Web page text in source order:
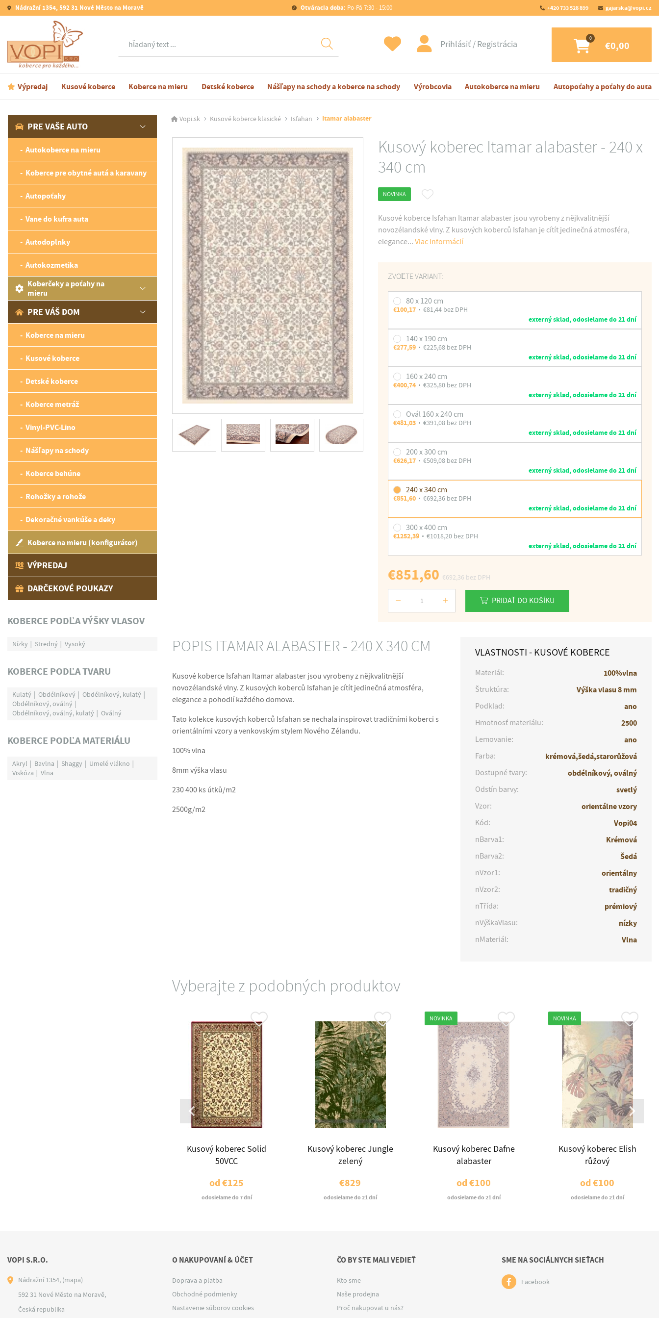
Nádražní 1354, 592 31 Nové Město na Moravě Otváracia doba: Po-Pá 7:30 - 15:00 +420 733 528 899 gajarska@vopi.cz
Hľadať
Prihlásiť Registrácia €0,00
Výpredaj Kusové koberce Koberce na mieru Detské koberce Nášľapy na schody a koberce na schody Výrobcovia Autokoberce na mieru Autopoťahy a poťahy do auta
PRE VAŠE AUTO
Autokoberce na mieru
Koberce pre obytné autá a karavany
Autopoťahy
Vane do kufra auta
Autodoplnky
Autokozmetika
Koberčeky a poťahy na
mieru
PRE VÁŠ DOM
Koberce na mieru
Kusové koberce
Detské koberce
Koberce metráž
Vinyl-PVC-Lino
Nášľapy na schody
Koberce behúne
Rohožky a rohože
Dekoračné vankúše a deky
Koberce na mieru (konfigurátor)
VÝPREDAJ
DARČEKOVÉ POUKAZY
KOBERCE PODĽA VÝŠKY VLASOV
Nízky Stredný Vysoký
KOBERCE PODĽA TVARU
Kulatý Obdélníkový
Obdélníkový, kulatý
Obdélníkový, oválný
Obdélníkový, oválný, kulatý
Oválný
KOBERCE PODĽA MATERIÁLU
Akryl Bavlna Shaggy
Umelé vlákno
Viskóza
Vlna
Vopi.sk Kusové koberce klasické Isfahan Itamar alabaster
Kusový koberec Itamar alabaster - 240 x
340 cm
NOVINKA
Kusové koberce Isfahan Itamar alabaster jsou vyrobeny z nějkvalitnější
novozélandské vlny. Z kusových koberců Isfahan je cítít jedinečná atmosféra,
elegance... Viac informácií
ZVOĽTE VARIANT:
80 x 120 cm
€100,17 €81,44 bez DPH
externý sklad, odosielame do 21 dní
140 x 190 cm
€277,59 €225,68 bez DPH
externý sklad, odosielame do 21 dní
160 x 240 cm
€400,74 €325,80 bez DPH
externý sklad, odosielame do 21 dní
Ovál 160 x 240 cm
€481,03 €391,08 bez DPH
externý sklad, odosielame do 21 dní
200 x 300 cm
€626,17 €509,08 bez DPH
externý sklad, odosielame do 21 dní
240 x 340 cm
€851,60 €692,36 bez DPH
externý sklad, odosielame do 21 dní
300 x 400 cm
€1252,39 €1018,20 bez DPH
externý sklad, odosielame do 21 dní
€851,60 €692,36 bez DPH
PRIDAŤ DO KOŠÍKU
POPIS ITAMAR ALABASTER - 240 X 340 CM
Kusové koberce Isfahan Itamar alabaster jsou vyrobeny z nějkvalitnější
novozélandské vlny. Z kusových koberců Isfahan je cítít jedinečná atmosféra,
elegance a pohodlí každého domova.
Tato kolekce kusových koberců Isfahan se nechala inspirovat tradičními koberci s
orientálními vzory a venkovským stylem Nového Zélandu.
100% vlna
8mm výška vlasu
230 400 ks útků/m2
2500g/m2
VLASTNOSTI - KUSOVÉ KOBERCE
Materiál: 100%vlna
Štruktúra: Výška vlasu 8 mm
Podklad: ano
Hmotnosť materiálu: 2500
Lemovanie: ano
Farba: krémová,šedá,starorůžová
Dostupné tvary: obdélníkový, oválný
Odstín barvy: svetlý
Vzor: orientálne vzory
Kód: Vopi04
nBarva1: Krémová
nBarva2: Šedá
nVzor1: orientálny
nVzor2: tradičný
nTřída: prémiový
nVýškaVlasu: nízky
nMateriál: Vlna
Vyberajte z podobných produktov
Kusový koberec Solid
50VCC
od€125
odosielame do 7 dní
Kusový koberec Jungle
zelený
€829
odosielame do 21 dní
NOVINKA
Kusový koberec Dafne
alabaster
od€100
odosielame do 21 dní
NOVINKA
Kusový koberec Elish
růžový
od€100
odosielame do 21 dní
VOPI S.R.O.
Nádražní 1354, (mapa)
592 31 Nové Město na Moravě,
Česká republika
O NAKUPOVANÍ & ÚČET
Doprava a platba
Obchodné podmienky
Nastavenie súborov cookies
ČO BY STE MALI VEDIEŤ
Kto sme
Naše prodejna
Proč nakupovat u nás?
SME NA SOCIÁLNYCH SIEŤACH
Facebook